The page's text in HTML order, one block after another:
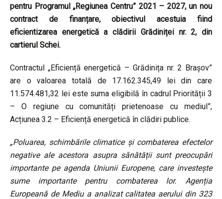
pentru Programul „Regiunea Centru” 2021 – 2027, un nou
contract de finanțare, obiectivul acestuia fiind
eficientizarea energetică a clădirii Grădiniței nr. 2, din
cartierul Schei.
Contractul „Eficiență energetică – Grădinița nr. 2 Brașov”
are o valoarea totală de 17.162.345,49 lei din care
11.574.481,32 lei este suma eligibilă în cadrul Priorității 3
– O regiune cu comunități prietenoase cu mediul”,
Acțiunea 3.2 – Eficiență energetică în clădiri publice.
„Poluarea, schimbările climatice și combaterea efectelor
negative ale acestora asupra sănătății sunt preocupări
importante pe agenda Uniunii Europene, care investește
sume importante pentru combaterea lor. Agenția
Europeană de Mediu a analizat calitatea aerului din 323